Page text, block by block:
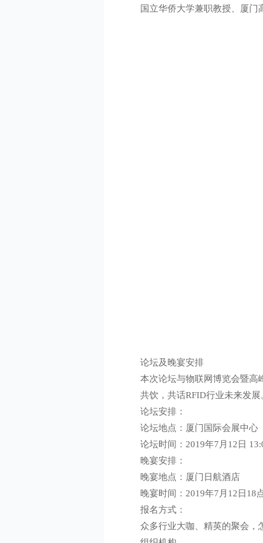
国立华侨大学兼职教授、厦
论坛及晚宴安排
本次论坛与物联网博览会暨高
共饮，共话RFID行业未来发展
论坛安排：
论坛地点：厦门国际会展中心
论坛时间：2019年7月12日
晚宴安排：
晚宴地点：厦门日航酒店
晚宴时间：2019年7月12日18
报名方式：
众多行业大咖、精英的聚会，